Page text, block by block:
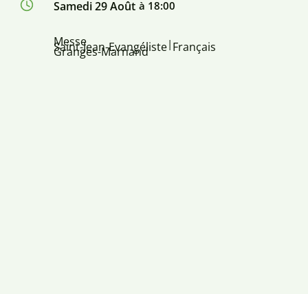
Samedi 29 Août à 18:00
Messe
Saint-Jean-Evangéliste| Français
Granges-Marnand